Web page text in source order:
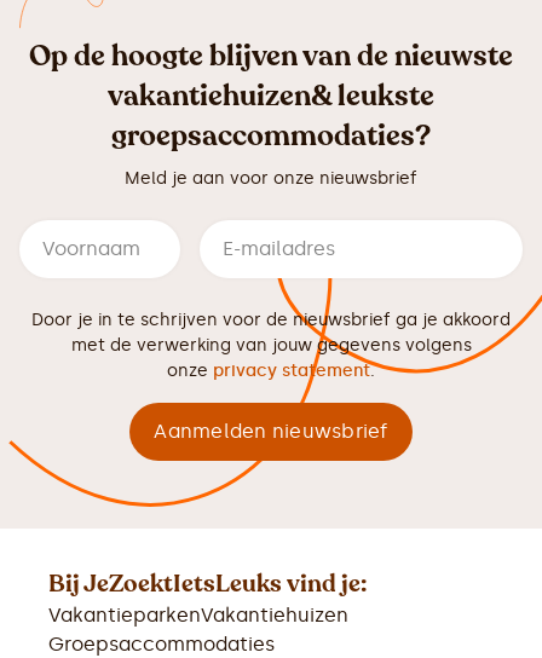
Op de hoogte blijven van de nieuwste
vakantiehuizen& leukste
groepsaccommodaties?
Meld je aan voor onze nieuwsbrief
Door je in te schrijven voor de nieuwsbrief ga je akkoord
met de verwerking van jouw gegevens volgens
onze privacy statement.
Bij JeZoektIetsLeuks vind je:
VakantieparkenVakantiehuizen
Groepsaccommodaties